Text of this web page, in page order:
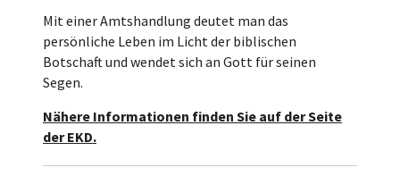
Mit einer Amtshandlung deutet man das
persönliche Leben im Licht der biblischen
Botschaft und wendet sich an Gott für seinen
Segen.
Nähere Informationen finden Sie auf der Seite
der EKD.